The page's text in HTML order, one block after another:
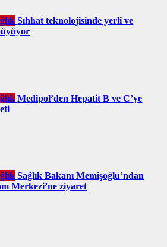
Sıhhat teknolojisinde yerli ve
Medipol’den Hepatit B ve C’ye
Sağlık Bakanı Memişoğlu’ndan
Merkezi’ne ziyaret